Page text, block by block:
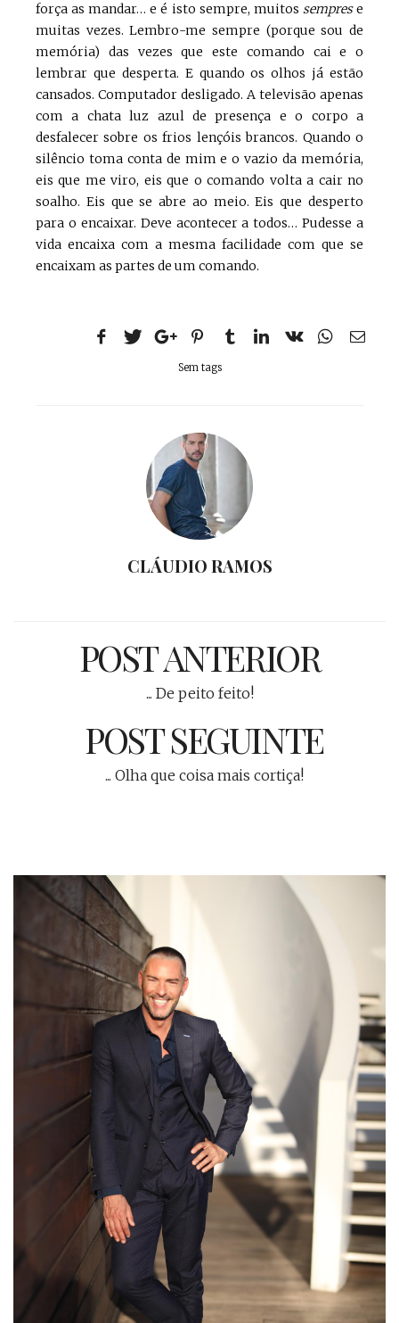
força as mandar… e é isto sempre, muitos semprese
muitas vezes. Lembro-me sempre (porque sou de
memória) das vezes que este comando cai e o
lembrar que desperta. E quando os olhos já estão
cansados. Computador desligado. A televisão apenas
com a chata luz azul de presença e o corpo a
desfalecer sobre os frios lençóis brancos. Quando o
silêncio toma conta de mim e o vazio da memória,
eis que me viro, eis que o comando volta a cair no
soalho. Eis que se abre ao meio. Eis que desperto
para o encaixar. Deve acontecer a todos… Pudesse a
vida encaixa com a mesma facilidade com que se
encaixam as partes de um comando.
Sem tags
CLÁUDIO RAMOS
POST ANTERIOR
... De peito feito!
POST SEGUINTE
... Olha que coisa mais cortiça!